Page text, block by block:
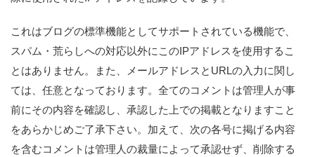
これはブログの標準機能としてサポートされている機能で、
スパム・荒らしへの対応以外にこのIPアドレスを使用するこ
とはありません。また、メールアドレスとURLの入力に関し
ては、任意となっております。全てのコメントは管理人が事
前にその内容を確認し、承認した上での掲載となりますこと
をあらかじめご了承下さい。加えて、次の各号に掲げる内容
を含むコメントは管理人の裁量によって承認せず、削除する